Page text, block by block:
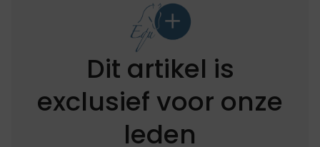
Dit artikel is
exclusief voor onze
leden